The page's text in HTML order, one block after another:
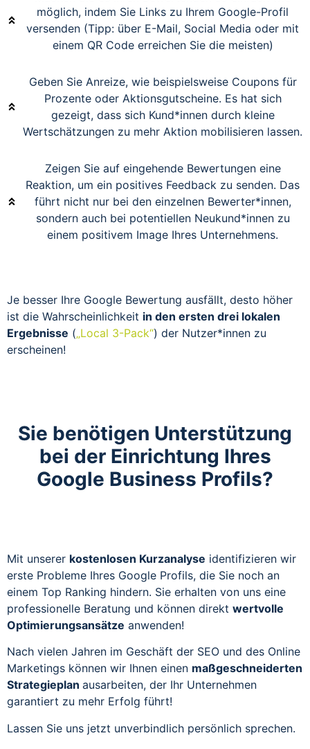
möglich, indem Sie Links zu Ihrem Google-Profil
versenden (Tipp: über E-Mail, Social Media oder mit
einem QR Code erreichen Sie die meisten)
Geben Sie Anreize, wie beispielsweise Coupons für
Prozente oder Aktionsgutscheine. Es hat sich
gezeigt, dass sich Kund*innen durch kleine
Wertschätzungen zu mehr Aktion mobilisieren lassen.
Zeigen Sie auf eingehende Bewertungen eine
Reaktion, um ein positives Feedback zu senden. Das
führt nicht nur bei den einzelnen Bewerter*innen,
sondern auch bei potentiellen Neukund*innen zu
einem positivem Image Ihres Unternehmens.
Je besser Ihre Google Bewertung ausfällt, desto höher
ist die Wahrscheinlichkeit in den ersten drei lokalen
Ergebnisse („Local 3-Pack“) der Nutzer*innen zu
erscheinen!
Sie benötigen Unterstützung
bei der Einrichtung Ihres
Google Business Profils?
Mit unserer kostenlosen Kurzanalyse identifizieren wir
erste Probleme Ihres Google Profils, die Sie noch an
einem Top Ranking hindern. Sie erhalten von uns eine
professionelle Beratung und können direkt wertvolle
Optimierungsansätze anwenden!
Nach vielen Jahren im Geschäft der SEO und des Online
Marketings können wir Ihnen einen maßgeschneiderten
Strategieplan ausarbeiten, der Ihr Unternehmen
garantiert zu mehr Erfolg führt!
Lassen Sie uns jetzt unverbindlich persönlich sprechen.